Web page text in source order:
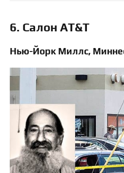
6. Салон AT&T
Нью-Йорк Миллс,